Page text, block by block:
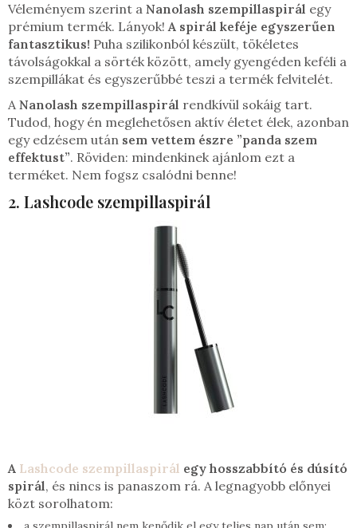
Véleményem szerint a Nanolash szempillaspirál egy
prémium termék. Lányok!A spirál keféje egyszerűen
fantasztikus! Puha szilikonból készült, tökéletes
távolságokkal a sörték között, amely gyengéden keféli a
szempillákat és egyszerűbbé teszi a termék felvitelét.
A Nanolash szempillaspirál rendkívül sokáig tart.
Tudod, hogy én meglehetősen aktív életet élek, azonban
egy edzésem után sem vettem észre ”panda szem
effektust”. Röviden: mindenkinek ajánlom ezt a
terméket. Nem fogsz csalódni benne!
2. Lashcode szempillaspirál
A Lashcode szempillaspirál egy hosszabbító és dúsító
spirál, és nincs is panaszom rá. A legnagyobb előnyei
közt sorolhatom: